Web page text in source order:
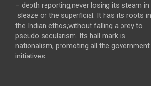
– depth reporting,never losing its steam in
sleaze or the superficial. It has its roots in
the Indian ethos,without falling a prey to
pseudo secularism. Its hall mark is
nationalism, promoting all the government
initiatives.